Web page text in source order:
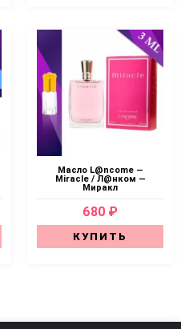
Масло L@ncome —
Miracle / Л@нком —
Миракл
680 ₽
КУПИТЬ